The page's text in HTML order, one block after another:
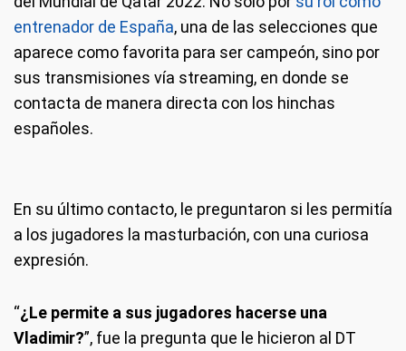
entrenador de España, una de las selecciones que
aparece como favorita para ser campeón, sino por
sus transmisiones vía streaming, en donde se
contacta de manera directa con los hinchas
españoles.
En su último contacto, le preguntaron si les permitía
a los jugadores la masturbación, con una curiosa
expresión.
“¿Le permite a sus jugadores hacerse una
Vladimir?”, fue la pregunta que le hicieron al DT